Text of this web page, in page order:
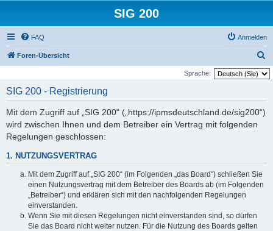
SIG 200
FAQ Anmelden
Foren-Übersicht
u
Sprache:
SIG 200 - Registrierung
Mit dem Zugriff auf „SIG 200“ („https://ipmsdeutschland.de/sig200“)
wird zwischen Ihnen und dem Betreiber ein Vertrag mit folgenden
Regelungen geschlossen:
1. NUTZUNGSVERTRAG
Mit dem Zugriff auf „SIG 200“ (im Folgenden „das Board“) schließen Sie
einen Nutzungsvertrag mit dem Betreiber des Boards ab (im Folgenden
„Betreiber“) und erklären sich mit den nachfolgenden Regelungen
einverstanden.
Wenn Sie mit diesen Regelungen nicht einverstanden sind, so dürfen
Sie das Board nicht weiter nutzen. Für die Nutzung des Boards gelten